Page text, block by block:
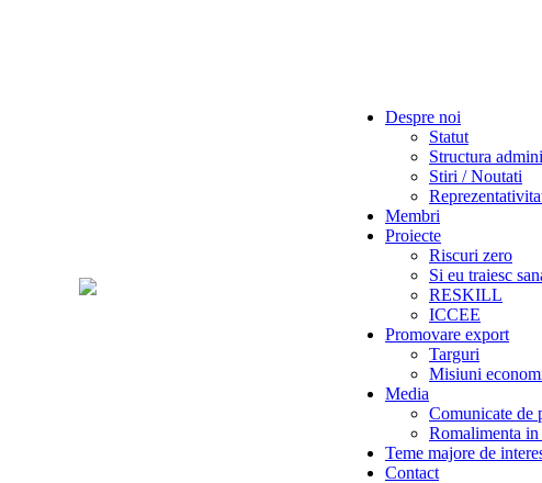
Despre noi
Statut
Structura
Stiri / Noutati
Membri
Proiecte
Riscuri zero
Si eu traiesc
RESKILL
ICCEE
Promovare export
Targuri
Misiuni
Media
Comunicate de
Romalimenta in
Teme majore de
Contact